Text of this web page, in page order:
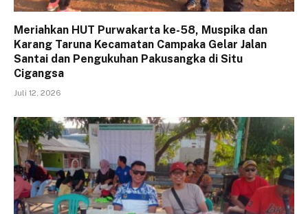
Meriahkan HUT Purwakarta ke-58, Muspika dan
Karang Taruna Kecamatan Campaka Gelar Jalan
Santai dan Pengukuhan Pakusangka di Situ
Cigangsa
Juli 12, 2026